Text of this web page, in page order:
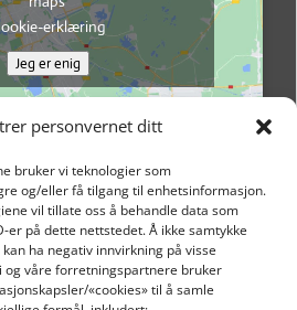
personvernet ditt
bruker vi teknologier som
og/eller få tilgang til enhetsinformasjon.
vil tillate oss å behandle data som
er på dette nettstedet. Å ikke samtykke
ha negativ innvirkning på visse
og våre forretningspartnere bruker
«cookies» til å samle
erklæring
Jeg er enig